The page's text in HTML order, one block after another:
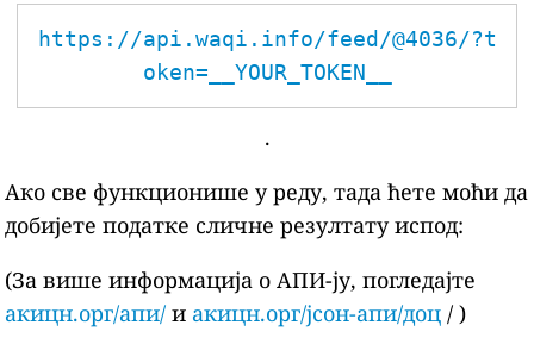
https://api.waqi.info/feed/@4036/?t
oken=__YOUR_TOKEN__
.
Ако све функционише у реду, тада ћете моћи да
добијете податке сличне резултату испод:
(За више информација о АПИ-ју, погледајте
акицн.орг/апи/ и акицн.орг/јсон-апи/доц / )